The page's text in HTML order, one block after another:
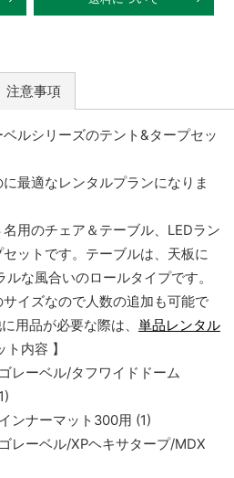
注意事項
ルシリーズのテント&タープセッ
最適なレンタルプランになりま
用のチェア＆テーブル、LEDラン
ットです。テーブルは、天板に
な風合いのロールタイプです。
イズなので人数の追加も可能で
用品が必要な際は、 単品レンタル
内容 】
ーベル/タフワイドドーム
ナーマット300用 (1)
ーベル/XPヘキサタープ/MDX